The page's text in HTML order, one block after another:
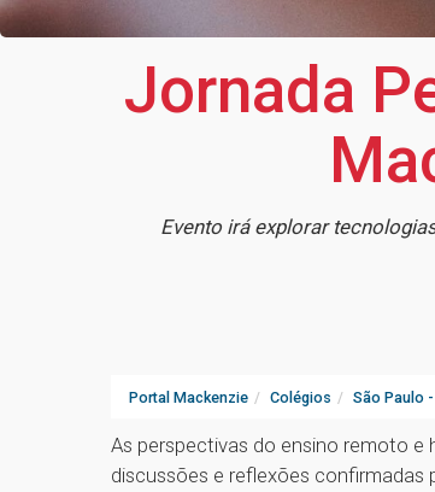
Jornada
Evento irá explorar
Portal Mackenzie Colégios São Paulo
As perspectivas do ensino remoto e
discussões e reflexões confirmadas